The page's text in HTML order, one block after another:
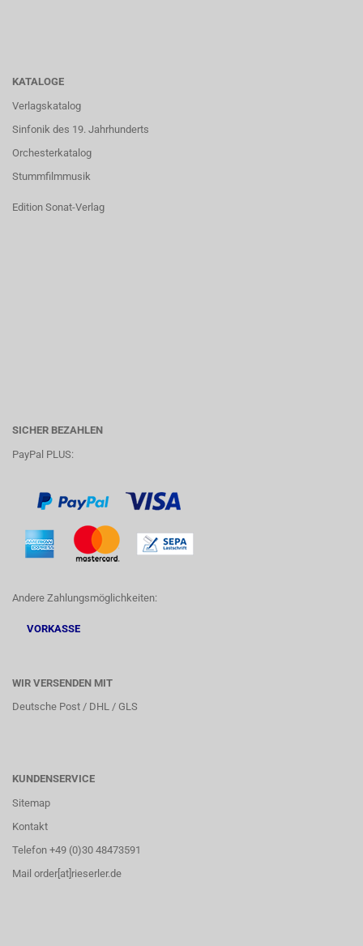
KATALOGE
Verlagskatalog
Sinfonik des 19. Jahrhunderts
Orchesterkatalog
Stummfilmmusik
Edition Sonat-Verlag
SICHER BEZAHLEN
PayPal PLUS:
Andere Zahlungsmöglichkeiten:
VORKASSE
WIR VERSENDEN MIT
Deutsche Post / DHL / GLS
KUNDENSERVICE
Sitemap
Kontakt
Telefon +49 (0)30 48473591
Mail order[at]rieserler.de